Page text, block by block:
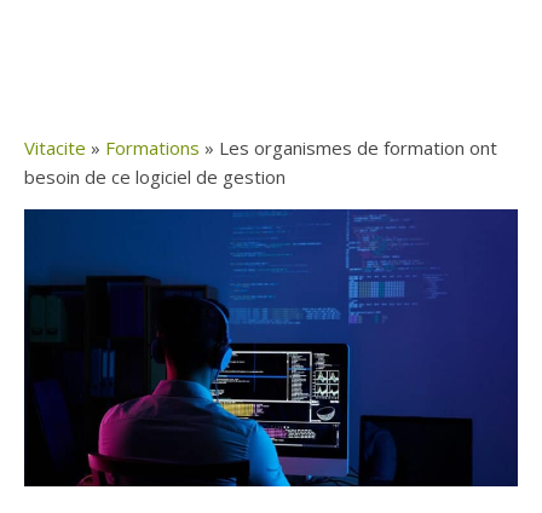
Vitacite » Formations » Les organismes de formation ont
besoin de ce logiciel de gestion